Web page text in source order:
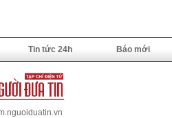
Tin tức 24h Báo mới